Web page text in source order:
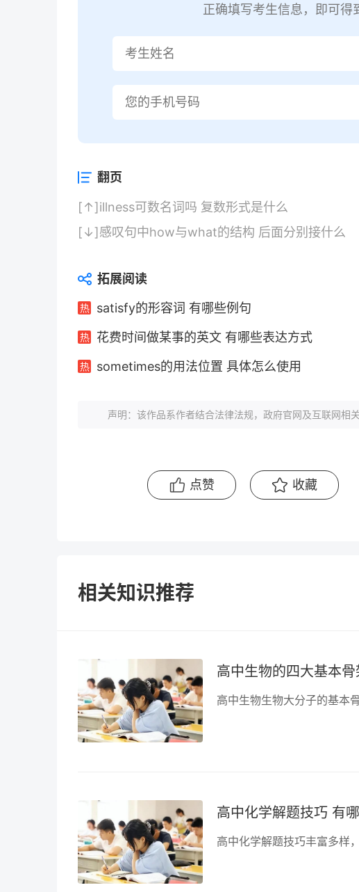
正确填写考生信息，即可得
翻页
[↑]illness可数名词吗 复数形式是什么
[↓]感叹句中how与what的结构 后面分别接什么
拓展阅读
satisfy的形容词 有哪些例句
花费时间做某事的英文 有哪些表达方式
sometimes的用法位置 具体怎么使用
声明：该作品系作者结合法律法规，政府官网及互联网相
点赞 收藏
相关知识推荐
高中生物的四大基本
高中化学解题技巧 有